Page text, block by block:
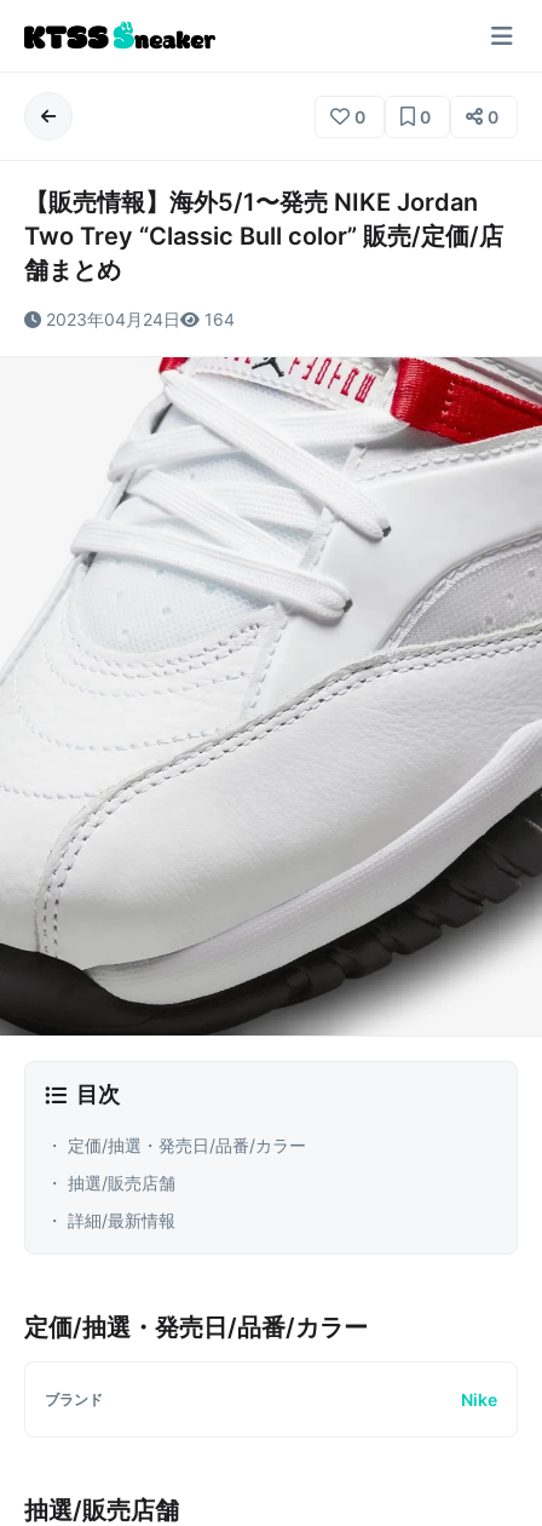
0 0 0
【販売情報】海外5/1〜発売 NIKE Jordan
Two Trey “Classic Bull color” 販売/定価/店
舗まとめ
2023年04月24日 164
目次
・ 定価/抽選・発売日/品番/カラー
・ 抽選/販売店舗
・ 詳細/最新情報
定価/抽選・発売日/品番/カラー
ブランド Nike
抽選/販売店舗